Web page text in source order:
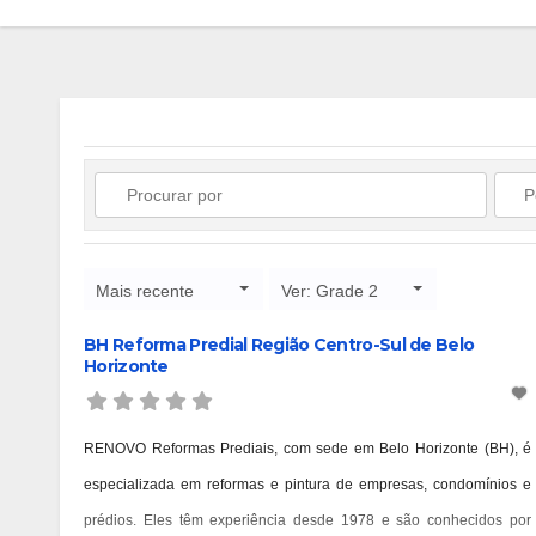
Mais recente Ver: Grade 2
BH Reforma Predial Região Centro-Sul de Belo
Horizonte
RENOVO Reformas Prediais, com sede em Belo Horizonte (BH), é
especializada em reformas e pintura de empresas, condomínios e
prédios. Eles têm experiência desde 1978 e são conhecidos por